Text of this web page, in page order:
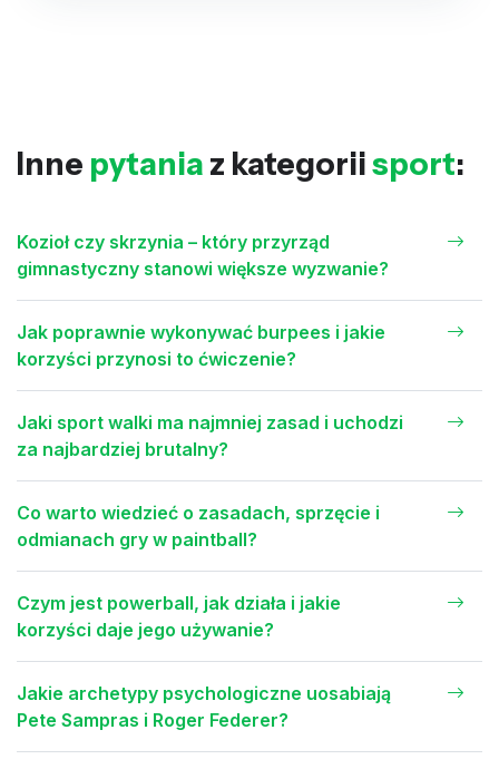
Inne pytania z kategoriisport:
Kozioł czy skrzynia – który przyrząd
gimnastyczny stanowi większe wyzwanie?
Jak poprawnie wykonywać burpees i jakie
korzyści przynosi to ćwiczenie?
Jaki sport walki ma najmniej zasad i uchodzi
za najbardziej brutalny?
Co warto wiedzieć o zasadach, sprzęcie i
odmianach gry w paintball?
Czym jest powerball, jak działa i jakie
korzyści daje jego używanie?
Jakie archetypy psychologiczne uosabiają
Pete Sampras i Roger Federer?